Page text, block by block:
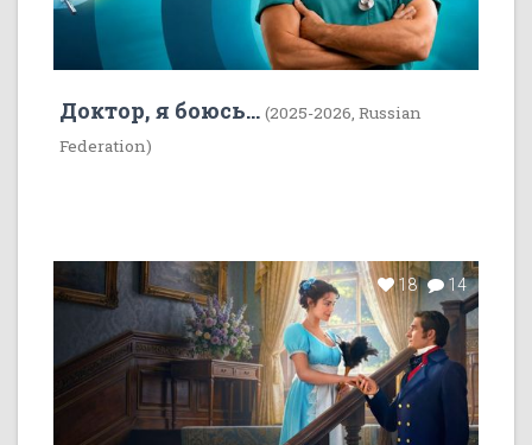
Доктор, я боюсь... (2025-2026, Russian
Federation)
18 14